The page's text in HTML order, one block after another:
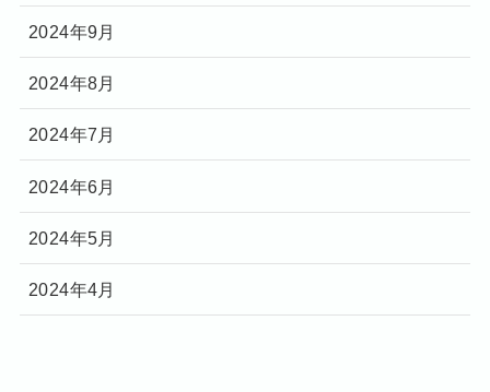
2024年9月
2024年8月
2024年7月
2024年6月
2024年5月
2024年4月